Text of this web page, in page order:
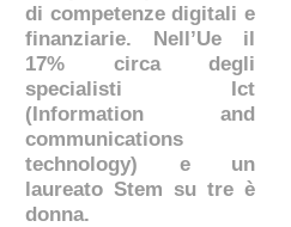
di competenze digitali e
finanziarie. Nell’Ue il
17% circa degli
specialisti Ict
(Information and
communications
technology)
e un
laureato Stem su tre è
donna.